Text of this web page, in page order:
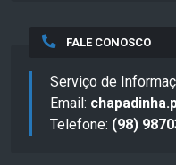
FALE CONOSCO
Serviço de
Email:
Telefone: (98)